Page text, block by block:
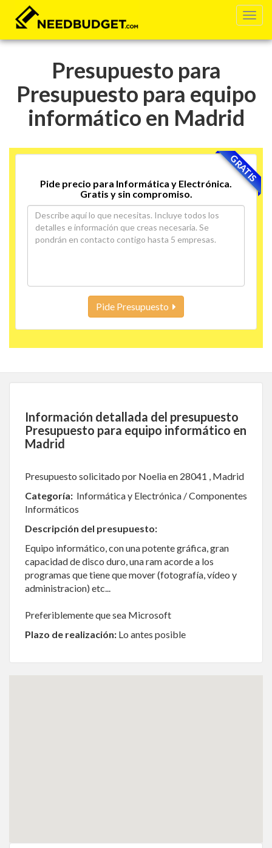
Presupuesto para
Presupuesto para equipo
informático en Madrid
GRATIS
Pide precio para Informática y Electrónica.
Gratis y sin compromiso.
Pide Presupuesto
Información detallada del presupuesto
Presupuesto para equipo informático en
Madrid
Presupuesto solicitado por Noelia en 28041 , Madrid
Categoría: Informática y Electrónica / Componentes
Informáticos
Descripción del presupuesto:
Equipo informático, con una potente gráfica, gran
capacidad de disco duro, una ram acorde a los
programas que tiene que mover (fotografía, vídeo y
administracion) etc...
Preferiblemente que sea Microsoft
Plazo de realización: Lo antes posible